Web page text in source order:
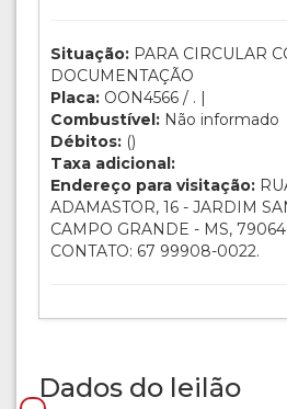
Situação: PARA CIRCULAR
DOCUMENTAÇÃO
Placa: OON4566 / . |
Combustível: Não informado
Débitos: ()
Taxa adicional:
Endereço para visitação:
ADAMASTOR, 16 - JARDIM
CAMPO GRANDE - MS,
CONTATO: 67 99908-0022.
Dados do leilão